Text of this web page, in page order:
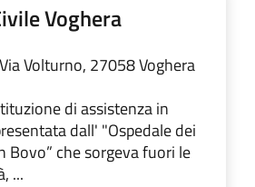
Voghera
Via Volturno, 27058 Voghera
di assistenza in
dall' "Ospedale dei
Bovo” che sorgeva fuori le
...